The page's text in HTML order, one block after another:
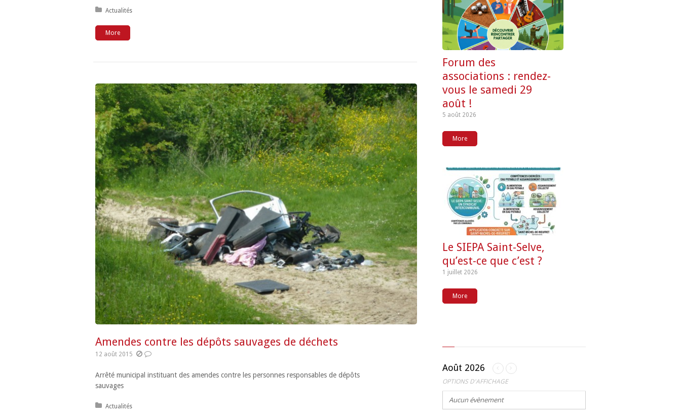
Posted in:
Actualités
More
Amendes contre les dépôts sauvages de déchets
12 août 2015
Arrêté municipal instituant des amendes contre les personnes responsables de dépôts
sauvages
Posted in:
Actualités
Forum des
associations : rendez-
vous le samedi 29
août !
5 août 2026
More
Le SIEPA Saint-Selve,
qu’est-ce que c’est ?
1 juillet 2026
More
Août 2026
OPTIONS D'AFFICHAGE
Aucun évènement